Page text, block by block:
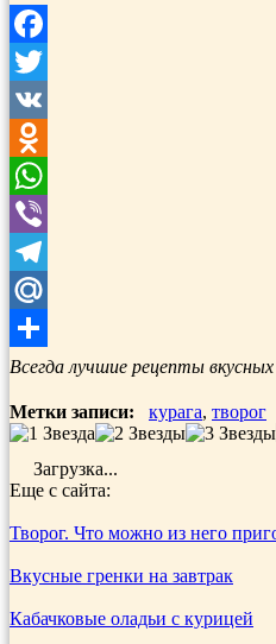
Facebook
Twitter
VK
Odnoklassniki
WhatsApp
Viber
Telegram
Mail.Ru
Отправить
Всегда лучшие рецепты
Метки записи: курага, творог
Загрузка...
Еще с сайта:
Творог. Что можно из него
Вкусные гренки на завтрак
Кабачковые оладьи с курицей